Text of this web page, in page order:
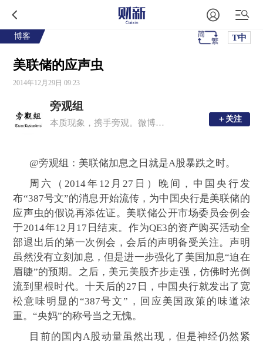
博客 T中
美联储的应声虫
2014年12月29日 09:23
旁观组
本质现象，携手旁观。微博：@旁观组 ＋关注
＋关注
@旁观组：美联储加息之日就是A股暴跌之时。
周六（ 2014年 12 月27 日）晚间，中国央行发
布“387号文”的消息开始流传，为中国央行是美联储的
应声虫的假说再添佐证。美联储公开市场委员会例会
于2014年12 月 17 日结束。作为QE3的资产购买活动全
部退出后的第一次例会，会后的声明备受关注。声明
虽然没有立刻加息，但是进一步强化了美国加息“迫在
眉睫”的预期。之后，美元美股齐步走强，仿佛时光倒
流到里根时代。十天后的27 日，中国央行就发出了宽
松意味明显的“387号文”，回应美国政策的味道浓
重。“央妈”的称号当之无愧。
目前的国内A股动量虽然出现，但是神经仍然紧